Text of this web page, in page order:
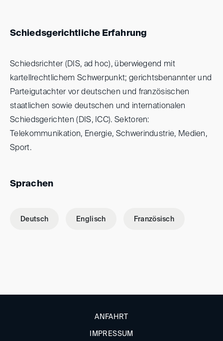
Schiedsgerichtliche Erfahrung
Schiedsrichter (DIS, ad hoc), überwiegend mit
kartellrechtlichem Schwerpunkt; gerichtsbenannter und
Parteigutachter vor deutschen und französischen
staatlichen sowie deutschen und internationalen
Schiedsgerichten (DIS, ICC). Sektoren:
Telekommunikation, Energie, Schwerindustrie, Medien,
Sport.
Sprachen
Deutsch Englisch Französisch
ANFAHRT
IMPRESSUM